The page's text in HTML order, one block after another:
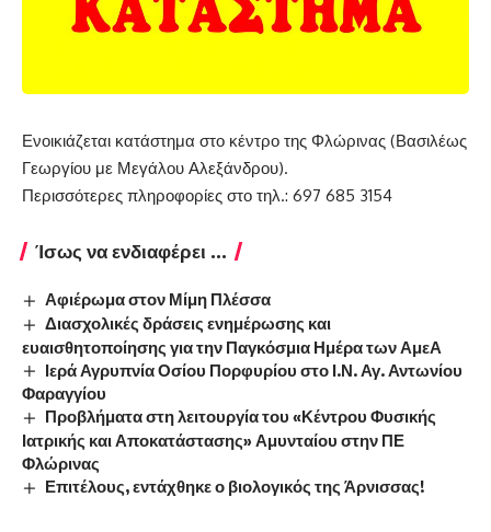
Ενοικιάζεται κατάστημα στο κέντρο της Φλώρινας (Βασιλέως
Γεωργίου με Μεγάλου Αλεξάνδρου).
Περισσότερες πληροφορίες στο τηλ.: 697 685 3154
Ίσως να ενδιαφέρει ...
Αφιέρωμα στον Μίμη Πλέσσα
Διασχολικές δράσεις ενημέρωσης και
ευαισθητοποίησης για την Παγκόσμια Ημέρα των ΑμεΑ
Ιερά Αγρυπνία Οσίου Πορφυρίου στο Ι.Ν. Αγ. Αντωνίου
Φαραγγίου
Προβλήματα στη λειτουργία του «Κέντρου Φυσικής
Ιατρικής και Αποκατάστασης» Αμυνταίου στην ΠΕ
Φλώρινας
Επιτέλους, εντάχθηκε ο βιολογικός της Άρνισσας!